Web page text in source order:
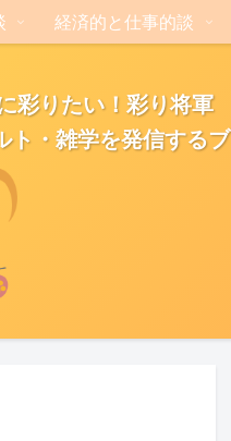
彩りたい！彩り将軍
・雑学を発信するブ
経済的と仕事的談